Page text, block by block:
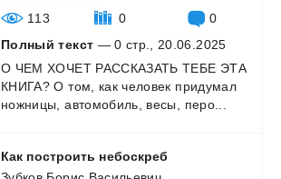
113
0
0
Полный текст — 0 стр., 20.06.2025
О ЧЕМ ХОЧЕТ РАССКАЗАТЬ ТЕБЕ ЭТА
КНИГА? О том, как человек придумал
ножницы,
автомобиль, весы, перо...
Как построить небоскреб